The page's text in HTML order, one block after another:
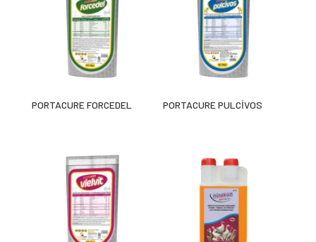
PORTACURE FORCEDEL PORTACURE PULCİVOS